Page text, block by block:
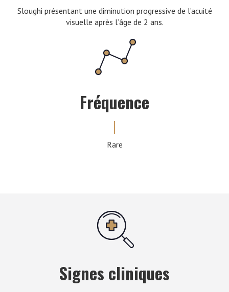
Sloughi présentant une diminution progressive de l’acuité
visuelle après l’âge de 2 ans.
Fréquence
Rare
Signes cliniques